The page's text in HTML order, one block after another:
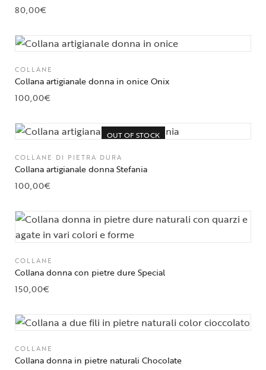
80,00€
COLLANE
Collana artigianale donna in onice Onix
100,00€
OUT OF STOCK
COLLANE DI PIETRA DURA
Collana artigianale donna Stefania
100,00€
COLLANE
Collana donna con pietre dure Special
150,00€
COLLANE
Collana donna in pietre naturali Chocolate